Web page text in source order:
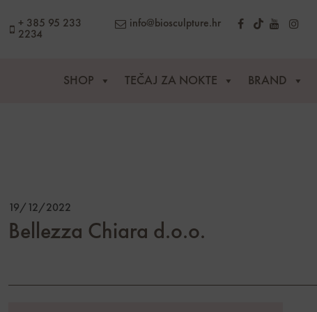
+ 385 95 233
2234
info@biosculpture.hr
SHOP TEČAJ ZA NOKTE BRAND
19/12/2022
Bellezza Chiara d.o.o.